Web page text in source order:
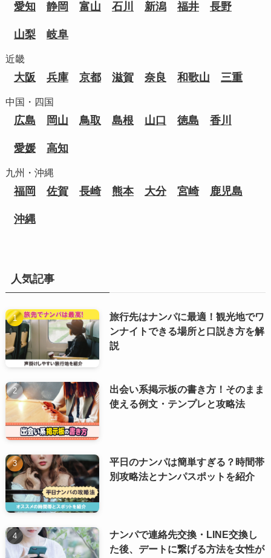
愛知 静岡 富山 石川 新潟 福井 長野
山梨 岐阜
近畿
大阪 兵庫 京都 滋賀 奈良 和歌山 三重
中国・四国
広島 岡山 鳥取 島根 山口 徳島 香川
愛媛 高知
九州・沖縄
福岡 佐賀 長崎 熊本 大分 宮崎 鹿児島
沖縄
人気記事
旅行先はナンパに最適！観光地でワ
ンナイトできる場所と口説き方を解
説
出会い系掲示板の書き方！そのまま
使える例文・テンプレと攻略法
平日のナンパは簡単すぎる？時間帯
別攻略法とナンパスポットを紹介
ナンパで連絡先交換・LINE交換し
た後、デートに繋げる方法を女性が